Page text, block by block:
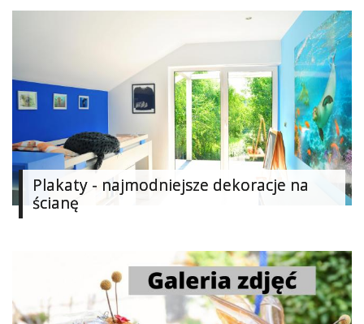
Dodaj
Plakaty - najmodniejsze dekoracje na
ścianę